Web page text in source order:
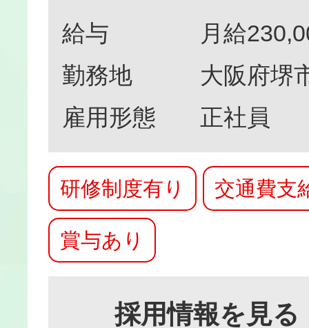
給与
月給
勤務地
大阪府堺
雇用形態
正社員
研修制度有り 交通費支
賞与あり
採用情報を見る